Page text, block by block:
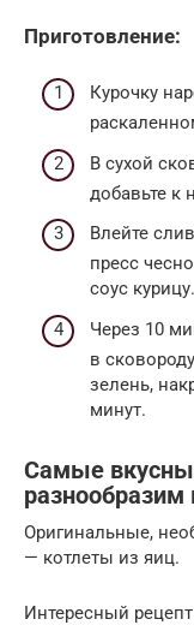
Приготовление:
Курочку
В сухой
добавьте к
Влейте
пресс
соус курицу.
Через 10
в
зелень,
минут.
Самые
Оригинальные,
— котлеты из яиц.
Интересный